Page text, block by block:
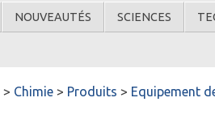
NOUVEAUTÉS SCIENCES
> Chimie > Produits > Equipement